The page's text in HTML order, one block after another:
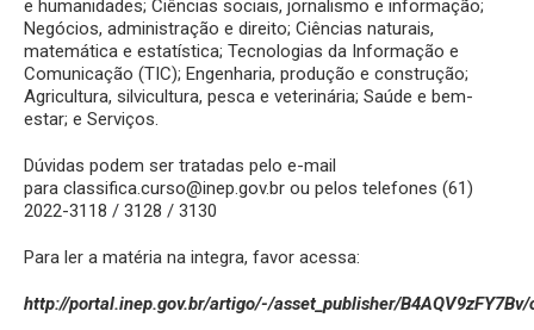
e humanidades; Ciências sociais, jornalismo e informação;
Negócios, administração e direito; Ciências naturais,
matemática e estatística; Tecnologias da Informação e
Comunicação (TIC); Engenharia, produção e construção;
Agricultura, silvicultura, pesca e veterinária; Saúde e bem-
estar; e Serviços.
Dúvidas podem ser tratadas pelo e-mail
para classifica.curso@inep.gov.br ou pelos telefones (61)
2022-3118 / 3128 / 3130
Para ler a matéria na integra, favor acessa:
http://portal.inep.gov.br/artigo/-/asset_publisher/